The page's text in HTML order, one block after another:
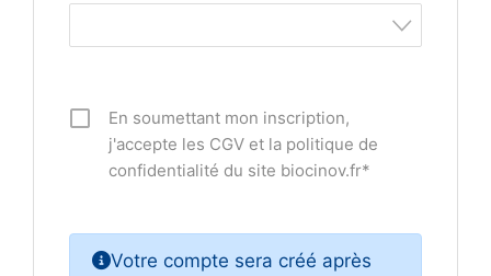
En soumettant mon inscription,
j'accepte les CGV et la politique de
confidentialité du site biocinov.fr*
Votre compte sera créé après